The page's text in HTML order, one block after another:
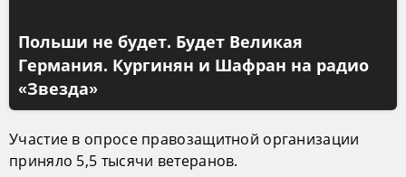
Польши не будет. Будет Великая
Германия. Кургинян и Шафран на радио
«Звезда»
Участие в опросе правозащитной организации
приняло 5,5 тысячи ветеранов.